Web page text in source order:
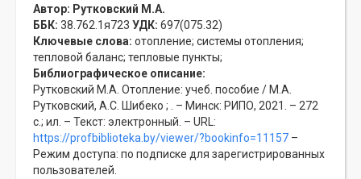
Автор: Рутковский М.А.
ББК: 38.762.1я723 УДК: 697(075.32)
Ключевые слова: отопление; системы отопления;
тепловой баланс; тепловые пункты;
Библиографическое описание:
Рутковский М.А. Отопление: учеб. пособие / М.А.
Рутковский, А.С. Шибеко ; . – Минск: РИПО, 2021. – 272
с.; ил. – Текст: электронный. – URL:
https://profbiblioteka.by/viewer/?bookinfo=11157 –
Режим доступа: по подписке для зарегистрированных
пользователей.